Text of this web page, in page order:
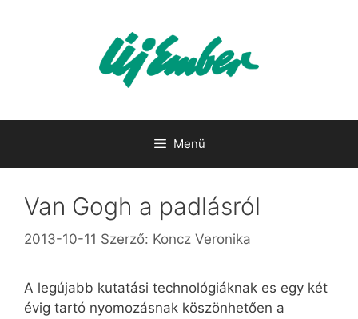
Menü
Van Gogh a padlásról
2013-10-11 Szerző: Koncz Veronika
A legújabb kutatási technológiáknak es egy két
évig tartó nyomozásnak köszönhetően a